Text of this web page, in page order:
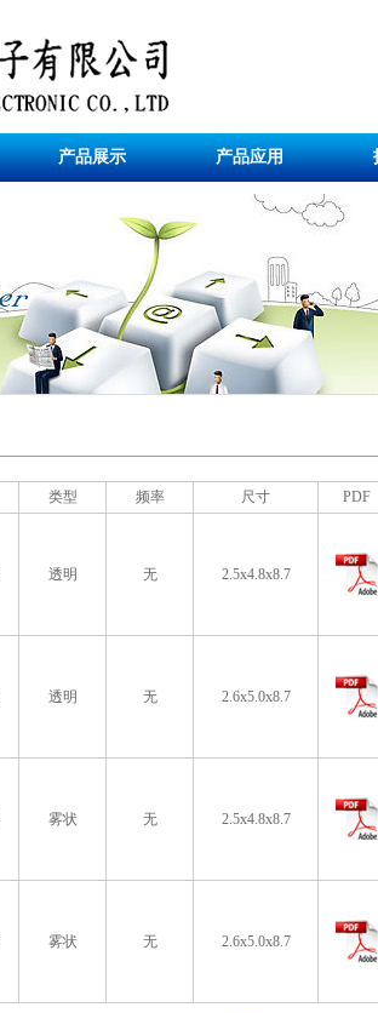
产品展示 产品应用
类型 频率 尺寸 PDF
透明 无 2.5x4.8x8.7
透明 无 2.6x5.0x8.7
雾状 无 2.5x4.8x8.7
雾状 无 2.6x5.0x8.7